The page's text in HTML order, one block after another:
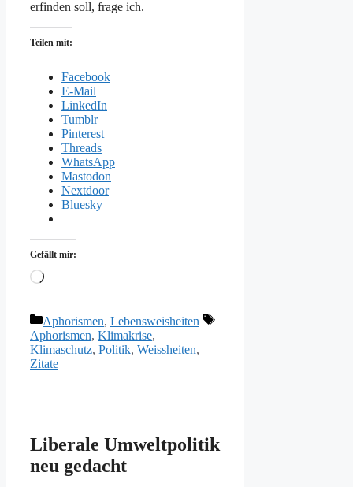
erfinden soll, frage ich.
Teilen mit:
Facebook
E-Mail
LinkedIn
Tumblr
Pinterest
Threads
WhatsApp
Mastodon
Nextdoor
Bluesky
Gefällt mir:
Wird
Kategorien
Aphorismen, Lebensweisheiten
Schlagwörter
Aphorismen, Klimakrise,
Klimaschutz, Politik, Weissheiten,
Zitate
Liberale Umweltpolitik
neu gedacht